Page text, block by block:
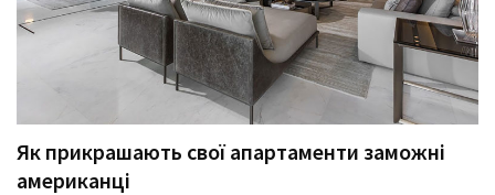
Як прикрашають свої апартаменти заможні
американці